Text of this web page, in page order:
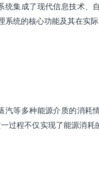
集成了现代信息技术、
统的核心功能及其在实际
等多种能源介质的消耗
过程不仅实现了能源消